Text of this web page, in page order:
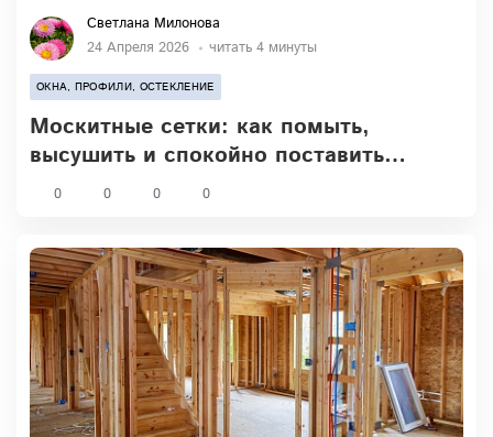
Светлана Милонова
24 Апреля 2026
читать 4 минуты
ОКНА, ПРОФИЛИ, ОСТЕКЛЕНИЕ
Москитные сетки: как помыть,
высушить и спокойно поставить
обратно
0 0 0
0